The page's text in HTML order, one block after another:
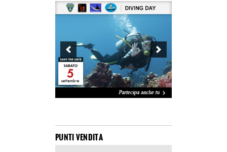
PUNTI VENDITA